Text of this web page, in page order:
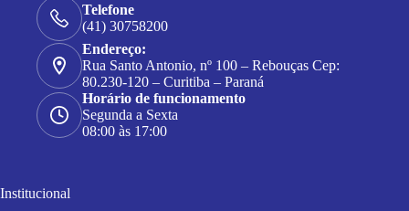
Telefone
(41) 30758200
Endereço:
Rua Santo Antonio, nº 100 – Rebouças Cep:
80.230-120 – Curitiba – Paraná
Horário de funcionamento
Segunda a Sexta
08:00 às 17:00
Institucional